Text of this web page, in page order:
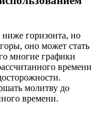
горизонта, но
оно может стать
многие графики
времени
молитву до
времени.